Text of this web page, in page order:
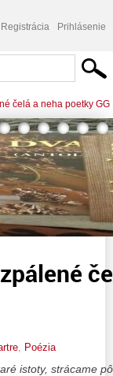
Registrácia Prihlásenie
čelá a neha poetky GG
Poézia
istoty, strácame